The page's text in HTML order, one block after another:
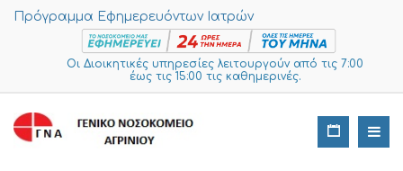
Πρόγραμμα Εφημερευόντων Ιατρών
Οι Διοικητικές υπηρεσίες λειτουργούν από τις 7:00
έως τις 15:00 τις καθημερινές.